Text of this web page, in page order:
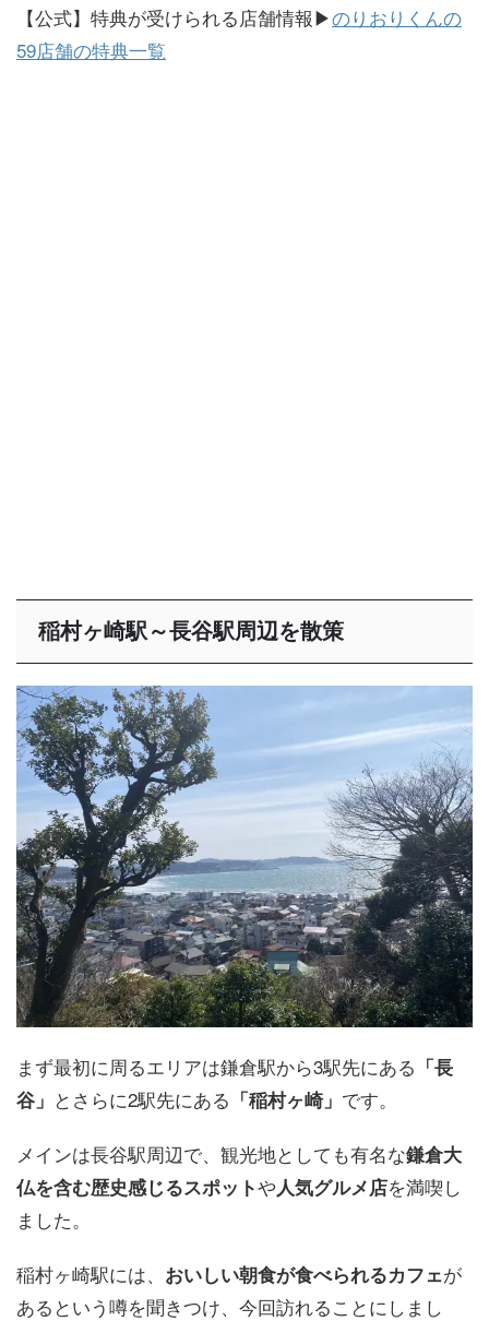
【公式】特典が受けられる店舗情報▶のりおりくんの
59店舗の特典一覧
稲村ヶ崎駅～長谷駅周辺を散策
まず最初に周るエリアは鎌倉駅から3駅先にある 「長
谷」 とさらに2駅先にある 「稲村ヶ崎」 です。
メインは長谷駅周辺で、観光地としても有名な鎌倉大
仏を含む歴史感じるスポットや人気グルメ店を満喫し
ました。
稲村ヶ崎駅には、 おいしい朝食が食べられるカフェが
あるという噂を聞きつけ、今回訪れることにしまし